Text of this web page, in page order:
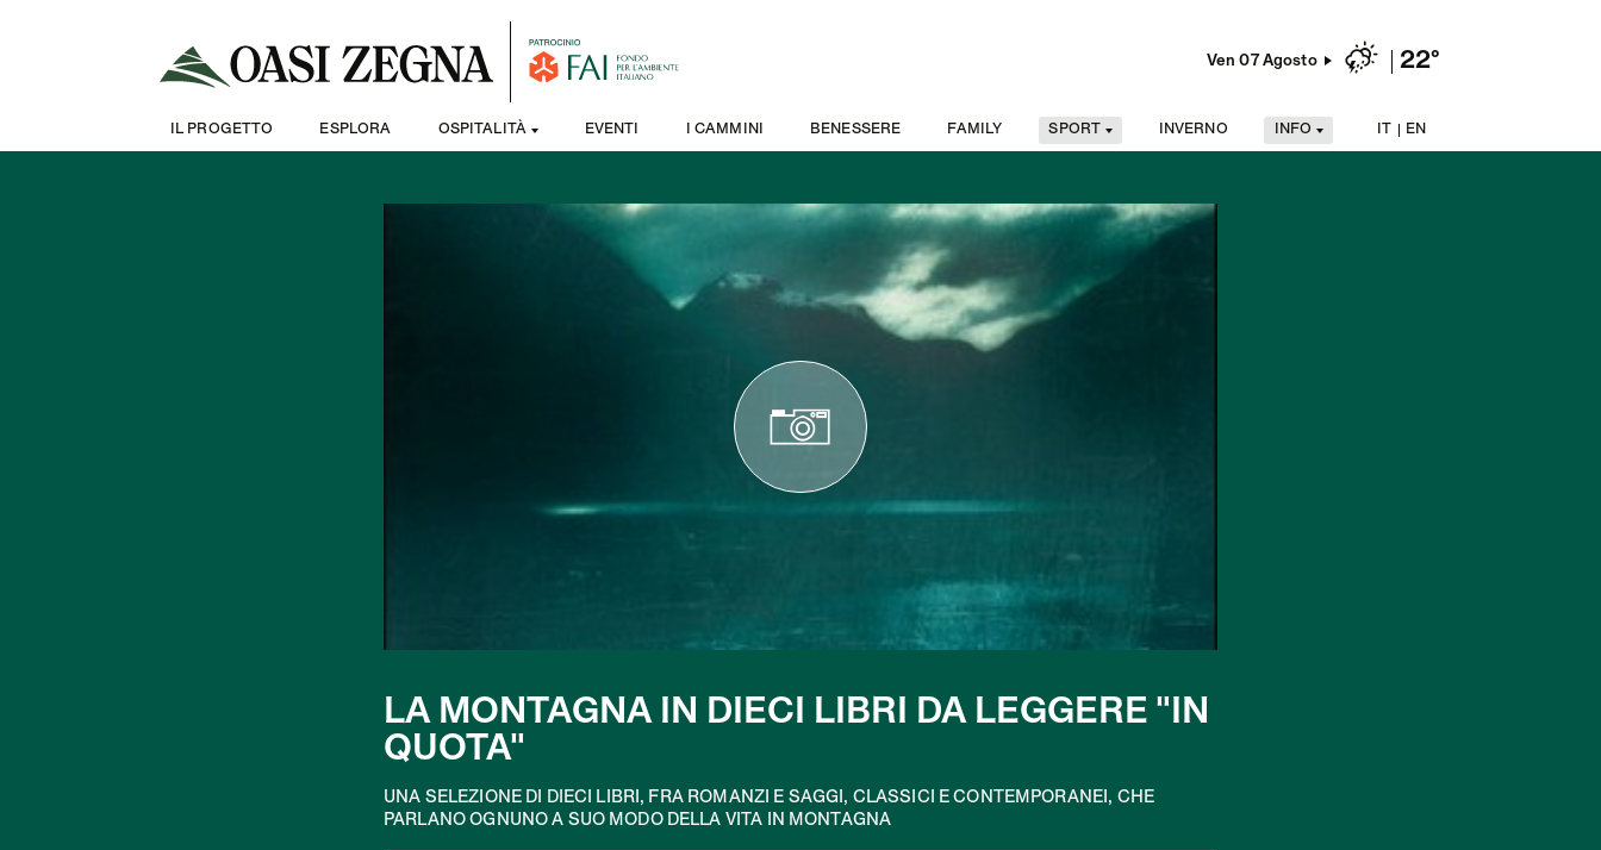
Ven 07 Agosto 22°
IL PROGETTO ESPLORA OSPITALITÀ EVENTI I CAMMINI BENESSERE FAMILY SPORT INVERNO INFO IT EN
LA MONTAGNA IN DIECI LIBRI DA LEGGERE "IN
QUOTA"
UNA SELEZIONE DI DIECI LIBRI, FRA ROMANZI E SAGGI, CLASSICI E CONTEMPORANEI, CHE
PARLANO OGNUNO A SUO MODO DELLA VITA IN MONTAGNA